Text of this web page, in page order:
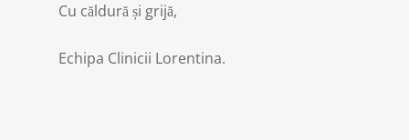
Cu căldură și grijă,
Echipa Clinicii Lorentina.